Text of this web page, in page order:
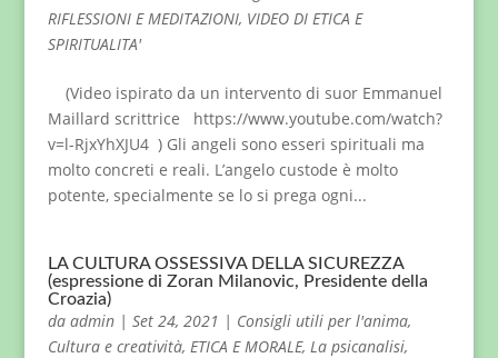
RIFLESSIONI E MEDITAZIONI, VIDEO DI ETICA E
SPIRITUALITA'
(Video ispirato da un intervento di suor Emmanuel
Maillard scrittrice https://www.youtube.com/watch?
v=l-RjxYhXJU4 ) Gli angeli sono esseri spirituali ma
molto concreti e reali. L’angelo custode è molto
potente, specialmente se lo si prega ogni...
LA CULTURA OSSESSIVA DELLA SICUREZZA
(espressione di Zoran Milanovic, Presidente della
Croazia)
da admin| Set 24, 2021 | Consigli utili per l'anima,
Cultura e creatività, ETICA E MORALE, La psicanalisi,